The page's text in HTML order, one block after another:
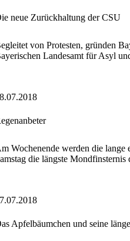
neue Zurückhaltung der CSU
von Protesten, gründen
Landesamt für Asyl
Wochenende werden die
die längste
Apfelbäumchen und seine